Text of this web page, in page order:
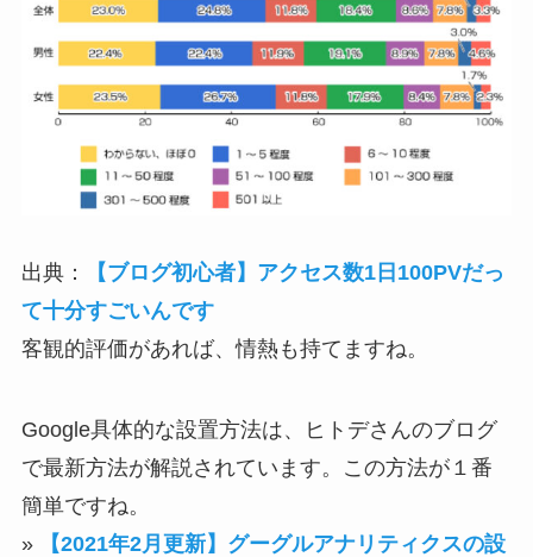
出典：
【ブログ初心者】アクセス数1日100PVだっ
て十分すごいんです
客観的評価があれば、情熱も持てますね。
Google具体的な設置方法は、ヒトデさんのブログ
で最新方法が解説されています。この方法が１番
簡単ですね。
»
【2021年2月更新】グーグルアナリティクスの設